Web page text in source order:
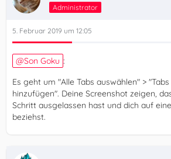
Administrator
5. Februar 2019 um 12:05
Son Goku :
Es geht um "Alle Tabs auswählen" >
hinzufügen". Deine Screenshot zeigen,
Schritt ausgelassen hast und dich auf
beziehst.